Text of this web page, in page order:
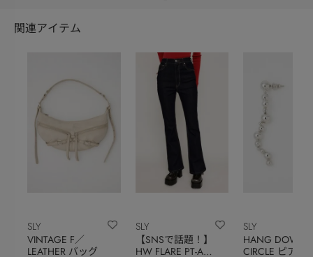
関連アイテム
SLY
VINTAGE F／
LEATHER バッグ
SLY
【SNSで話題！】
HW FLARE PT-A
SLY
HANG DOWN
CIRCLE ピアス